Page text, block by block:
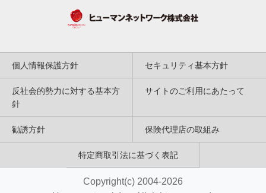
個人情報保護方針 セキュリティ基本方針
反社会的勢力に対する基本方
針
サイトのご利用にあたって
勧誘方針 保険代理店の取組み
特定商取引法に基づく表記
Copyright(c) 2004-2026